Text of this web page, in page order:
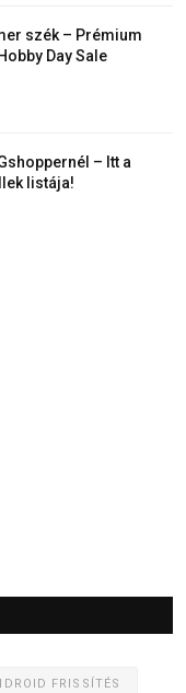
szék – Prémium
Day Sale
– Itt a
listája!
FRISSÍTÉS